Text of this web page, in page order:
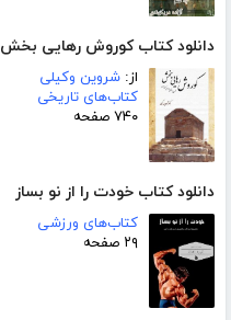
دانلود کتاب کوروش رهایی بخش
از: شروین وکیلی
کتاب‌های تاریخی
۷۴۰ صفحه
دانلود کتاب خودت را از نو بساز
کتاب‌های ورزشی
۲۹ صفحه